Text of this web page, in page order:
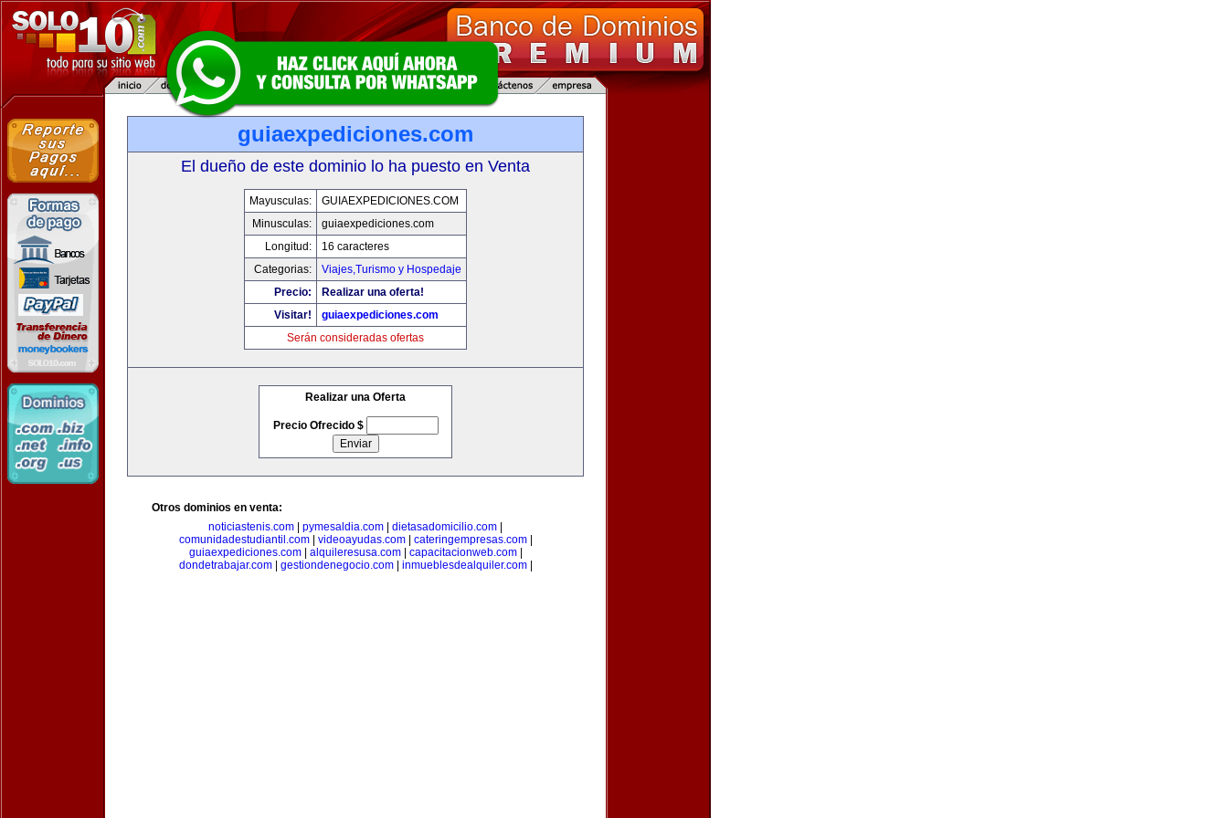
guiaexpediciones.com
El dueño de este dominio lo ha puesto en Venta
Mayusculas:
GUIAEXPEDICIONES.COM
Minusculas:
guiaexpediciones.com
Longitud:
16 caracteres
Categorias:
Viajes,Turismo y Hospedaje
Precio:
Realizar una oferta!
Visitar!
guiaexpediciones.com
Serán consideradas ofertas
Realizar una Oferta
Precio Ofrecido $
Otros dominios en venta:
noticiastenis.com
pymesaldia.com dietasadomicilio.com
comunidadestudiantil.com| videoayudas.com| cateringempresas.com|
guiaexpediciones.com| alquileresusa.com| capacitacionweb.com|
dondetrabajar.com| gestiondenegocio.com| inmueblesdealquiler.com|